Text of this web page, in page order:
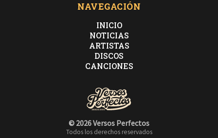
NAVEGACIÓN
INICIO
NOTICIAS
ARTISTAS
DISCOS
CANCIONES
© 2026 Versos Perfectos
Todos los derechos reservados